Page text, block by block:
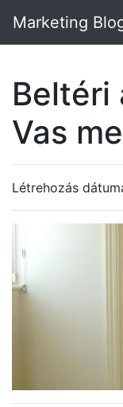
Marketing
Beltéri
Vas
Létrehozás